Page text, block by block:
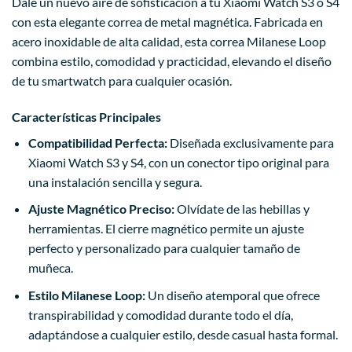
con esta elegante correa de metal magnética. Fabricada en
acero inoxidable de alta calidad, esta correa Milanese Loop
combina estilo, comodidad y practicidad, elevando el diseño
de tu smartwatch para cualquier ocasión.
Características Principales
Compatibilidad Perfecta:Diseñada exclusivamente para
Xiaomi Watch S3 y S4, con un conector tipo original para
una instalación sencilla y segura.
Ajuste Magnético Preciso:Olvídate de las hebillas y
herramientas. El cierre magnético permite un ajuste
perfecto y personalizado para cualquier tamaño de
muñeca.
Estilo Milanese Loop:Un diseño atemporal que ofrece
transpirabilidad y comodidad durante todo el día,
adaptándose a cualquier estilo, desde casual hasta formal.